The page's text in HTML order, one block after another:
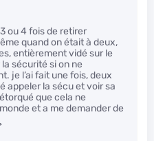
ou 4 fois de retirer
quand on était à deux,
entièrement vidé sur le
sécurité si on ne
je l’ai fait une fois, deux
appeler la sécu et voir sa
que cela ne
et a me demander de